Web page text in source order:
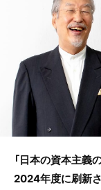
o
k
「日本の資本主義
2024年度に刷新